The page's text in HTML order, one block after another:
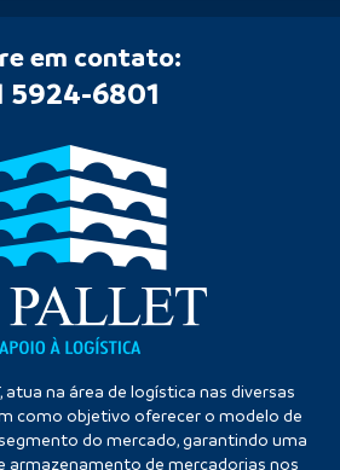
em contato:
5924-6801
atua na área de logística nas diversas
como objetivo oferecer o modelo de
do mercado, garantindo uma
armazenamento de mercadorias nos